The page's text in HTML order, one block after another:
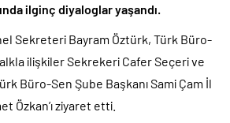
ilginç diyaloglar yaşandı.
Sekreteri Bayram Öztürk, Türk Büro-
ilişkiler Sekrekeri Cafer Seçeri ve
Büro-Sen Şube Başkanı Sami Çam İl
Özkan’ı ziyaret etti.